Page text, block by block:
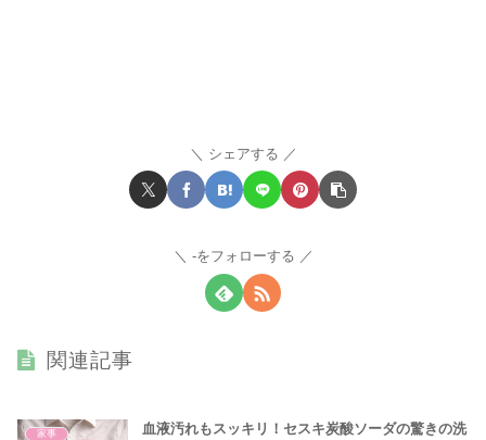
シェアする
-をフォローする
関連記事
家事
血液汚れもスッキリ！セスキ炭酸ソーダの驚きの洗